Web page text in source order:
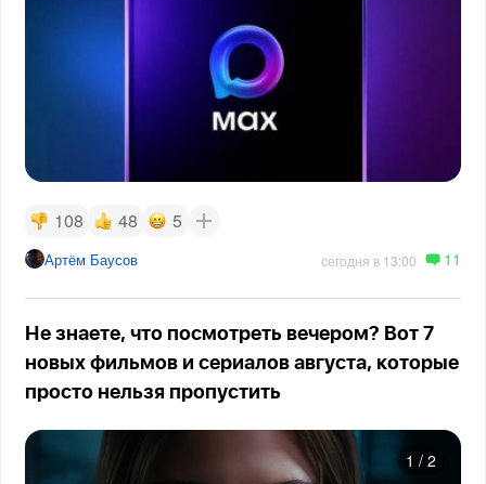
108 48 5
Артём Баусов сегодня в 13:00 11
Не знаете, что посмотреть вечером? Вот 7
новых фильмов и сериалов августа, которые
просто нельзя пропустить
1 / 2